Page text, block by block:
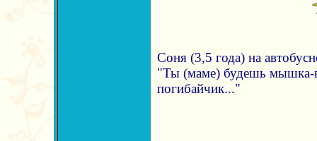
Соня (3,5 года) на
"Ты (маме) будешь мышка-
погибайчик..."